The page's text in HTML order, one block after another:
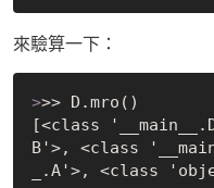
來驗算一下：
>>> D.mro()
[<class
B'>, <class